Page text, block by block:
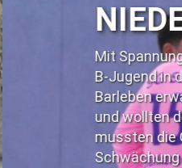
IM
wurde am vergangenen
Handball
Die Blütenstädter
Gästen die erste
Domenik
bedeutete.